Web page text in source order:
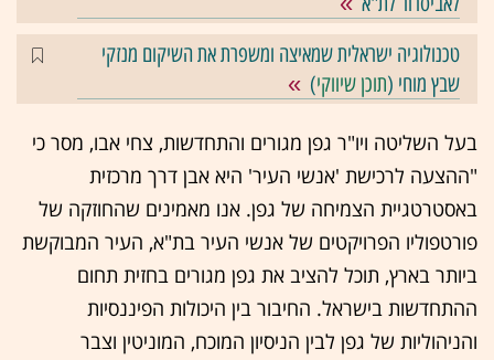
טכנולוגיה ישראלית שמאיצה ומשפרת את השיקום מנזקי
שבץ מוחי (תוכן שיווקי)
בעל השליטה ויו"ר גפן מגורים והתחדשות, צחי אבו, מסר כי
"ההצעה לרכישת 'אנשי העיר' היא אבן דרך מרכזית
באסטרטגיית הצמיחה של גפן. אנו מאמינים שהחוזקה של
פורטפוליו הפרויקטים של אנשי העיר בת"א, העיר המבוקשת
ביותר בארץ, תוכל להציב את גפן מגורים בחזית תחום
ההתחדשות בישראל. החיבור בין היכולות הפיננסיות
והניהוליות של גפן לבין הניסיון המוכח, המוניטין וצבר